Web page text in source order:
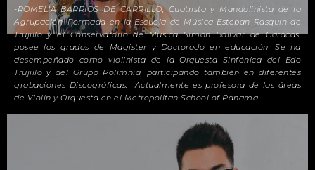
-ROMELIA BARRIOS DE CARRILLO; Cuatrista y Mandolinista de la
Agrupación, Formada en la Escuela de Música Esteban Rasquin de
Trujillo y el Conservatorio de Música Simón Bolívar de Caracas,
posee los grados de Magister y Doctorado en educación. Se ha
desempeñado como violinista de la Orquesta Sinfónica del Edo
Trujillo y del Grupo Polimnia, participando también en diferentes
grabaciones Discográficas. Actualmente es profesora de las áreas
de Violín y Orquesta en el Metropolitan School of Panama